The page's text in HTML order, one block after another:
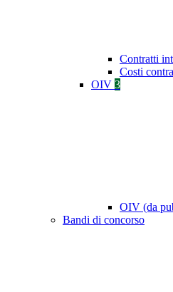
Contratti
Costi
OIV 3
OIV (da
Bandi di concorso